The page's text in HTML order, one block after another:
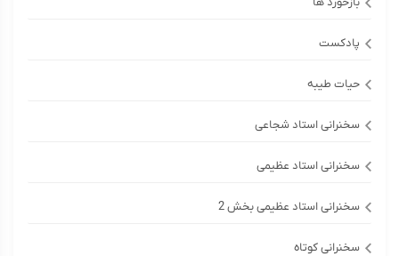
پادکست
حیات طیبه
سخنرانی استاد شجاعی
سخنرانی استاد عظیمی
سخنرانی استاد عظیمی بخش 2
سخنرانی کوتاه